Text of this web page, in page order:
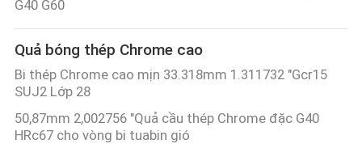
G40 G60
Quả bóng thép Chrome cao
Bi thép Chrome cao mịn 33.318mm 1.311732 "Gcr15
SUJ2 Lớp 28
50,87mm 2,002756 "Quả cầu thép Chrome đặc G40
HRc67 cho vòng bi tuabin gió